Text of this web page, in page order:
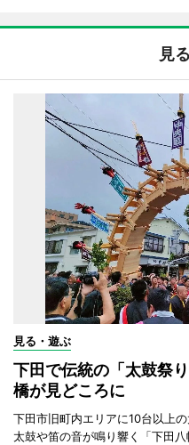
見
見る・遊ぶ
下田で伝統の「太鼓祭
橋が見どころに
下田市旧町内エリアに10台以上
太鼓や笛の音が鳴り響く「下田